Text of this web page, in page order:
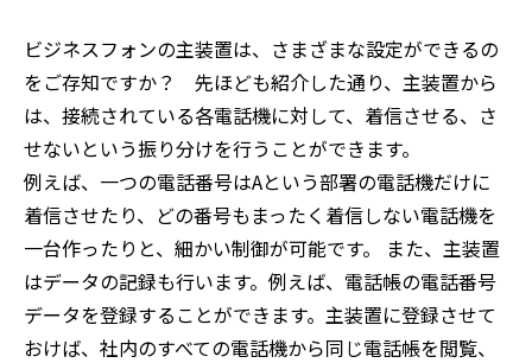
ビジネスフォンの主装置は、さまざまな設定ができるの
をご存知ですか？ 先ほども紹介した通り、主装置から
は、接続されている各電話機に対して、着信させる、さ
せないという振り分けを行うことができます。
例えば、一つの電話番号はAという部署の電話機だけに
着信させたり、どの番号もまったく着信しない電話機を
一台作ったりと、細かい制御が可能です。 また、主装置
はデータの記録も行います。例えば、電話帳の電話番号
データを登録することができます。主装置に登録させて
おけば、社内のすべての電話機から同じ電話帳を閲覧、